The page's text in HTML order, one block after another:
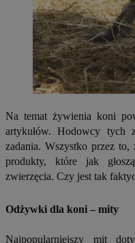
Na temat żywienia koni
artykułów. Hodowcy tych
zadania. Wszystko przez
produkty, które jak
zwierzęcia. Czy jest tak
Odżywki dla koni – mity
Najpopularniejszy mit